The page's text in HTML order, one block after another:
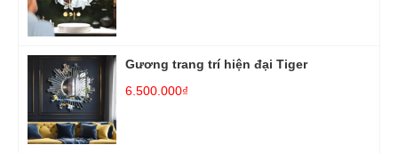
Gương trang trí hiện đại Tiger
6.500.000₫